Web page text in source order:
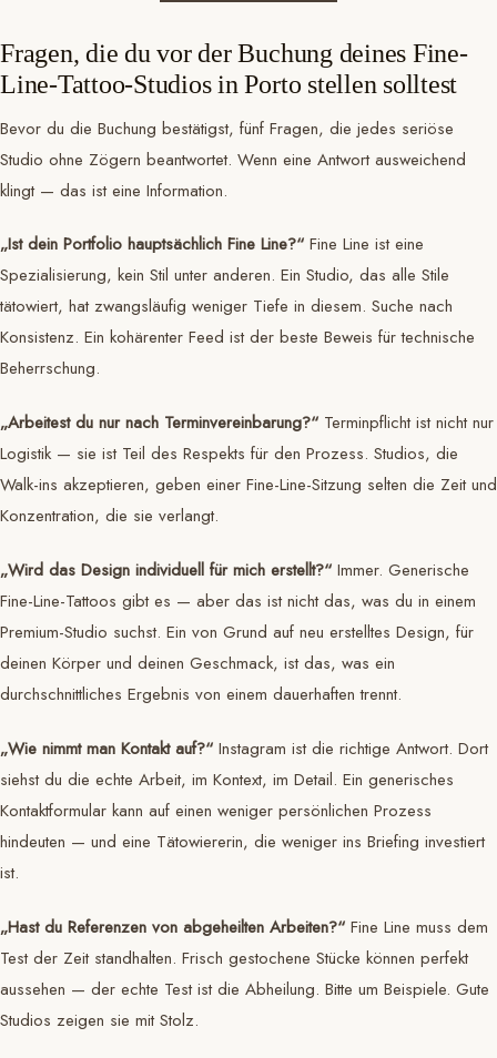
Fragen, die du vor der Buchung deines Fine-
Line-Tattoo-Studios in Porto stellen solltest
Bevor du die Buchung bestätigst, fünf Fragen, die jedes seriöse
Studio ohne Zögern beantwortet. Wenn eine Antwort ausweichend
klingt — das ist eine Information.
„Ist dein Portfolio hauptsächlich Fine Line?“ Fine Line ist eine
Spezialisierung, kein Stil unter anderen. Ein Studio, das alle Stile
tätowiert, hat zwangsläufig weniger Tiefe in diesem. Suche nach
Konsistenz. Ein kohärenter Feed ist der beste Beweis für technische
Beherrschung.
„Arbeitest du nur nach Terminvereinbarung?“ Terminpflicht ist nicht nur
Logistik — sie ist Teil des Respekts für den Prozess. Studios, die
Walk-ins akzeptieren, geben einer Fine-Line-Sitzung selten die Zeit und
Konzentration, die sie verlangt.
„Wird das Design individuell für mich erstellt?“ Immer. Generische
Fine-Line-Tattoos gibt es — aber das ist nicht das, was du in einem
Premium-Studio suchst. Ein von Grund auf neu erstelltes Design, für
deinen Körper und deinen Geschmack, ist das, was ein
durchschnittliches Ergebnis von einem dauerhaften trennt.
„Wie nimmt man Kontakt auf?“ Instagram ist die richtige Antwort. Dort
siehst du die echte Arbeit, im Kontext, im Detail. Ein generisches
Kontaktformular kann auf einen weniger persönlichen Prozess
hindeuten — und eine Tätowiererin, die weniger ins Briefing investiert
ist.
„Hast du Referenzen von abgeheilten Arbeiten?“ Fine Line muss dem
Test der Zeit standhalten. Frisch gestochene Stücke können perfekt
aussehen — der echte Test ist die Abheilung. Bitte um Beispiele. Gute
Studios zeigen sie mit Stolz.